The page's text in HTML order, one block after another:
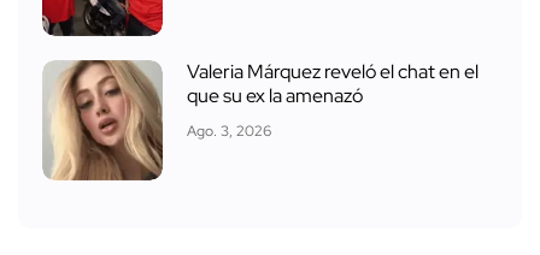
Valeria Márquez reveló el chat en el
que su ex la amenazó
Ago. 3, 2026